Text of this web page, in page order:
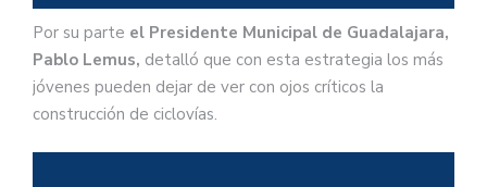
Por su parte el Presidente Municipal de Guadalajara,
Pablo Lemus, detalló que con esta estrategia los más
jóvenes pueden dejar de ver con ojos críticos la
construcción de ciclovías.